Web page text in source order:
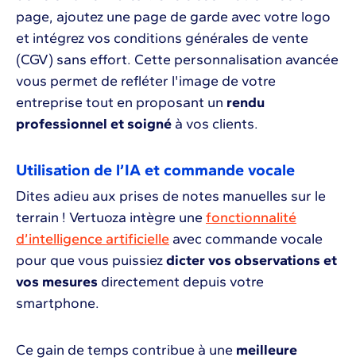
page, ajoutez une page de garde avec votre logo
et intégrez vos conditions générales de vente
(CGV) sans effort. Cette personnalisation avancée
vous permet de refléter l'image de votre
entreprise tout en proposant un rendu
professionnel et soigné à vos clients.
Utilisation de l’IA et commande vocale
Dites adieu aux prises de notes manuelles sur le
terrain ! Vertuoza intègre une fonctionnalité
d’intelligence artificielle avec commande vocale
pour que vous puissiezdicter vos observations et
vos mesures directement depuis votre
smartphone.
Ce gain de temps contribue à une meilleure